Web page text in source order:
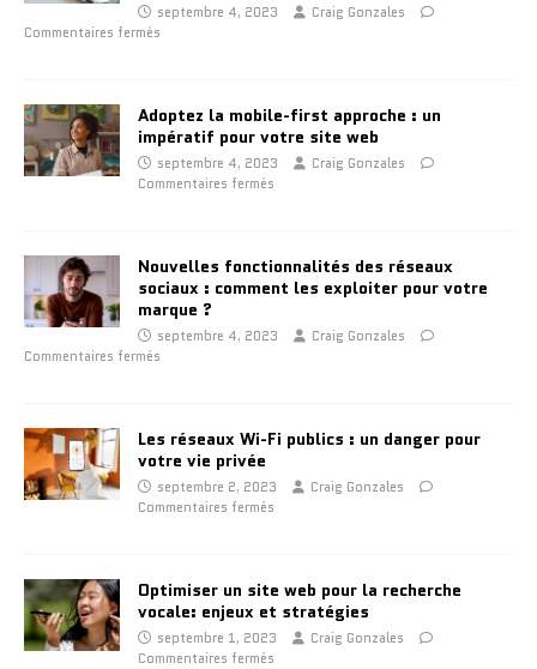
septembre 4, 2023
Craig Gonzales
Commentaires fermés
Adoptez la mobile-first approche : un
impératif pour votre site web
septembre 4, 2023
Craig Gonzales
Commentaires fermés
Nouvelles fonctionnalités des réseaux
sociaux : comment les exploiter pour votre
marque ?
septembre 4, 2023
Craig Gonzales
Commentaires fermés
Les réseaux Wi-Fi publics : un danger pour
votre vie privée
septembre 2, 2023
Craig Gonzales
Commentaires fermés
Optimiser un site web pour la recherche
vocale: enjeux et stratégies
septembre 1, 2023
Craig Gonzales
Commentaires fermés